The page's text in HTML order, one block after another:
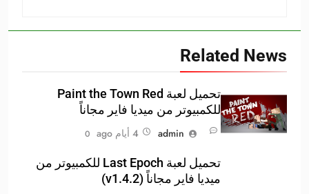
Related News
تحميل لعبة Paint the Town Red
للكمبيوتر من ميديا فاير مجاناً
admin
4 أيام ago 0
تحميل لعبة Last Epoch للكمبيوتر من
ميديا فاير مجاناً (v1.4.2)